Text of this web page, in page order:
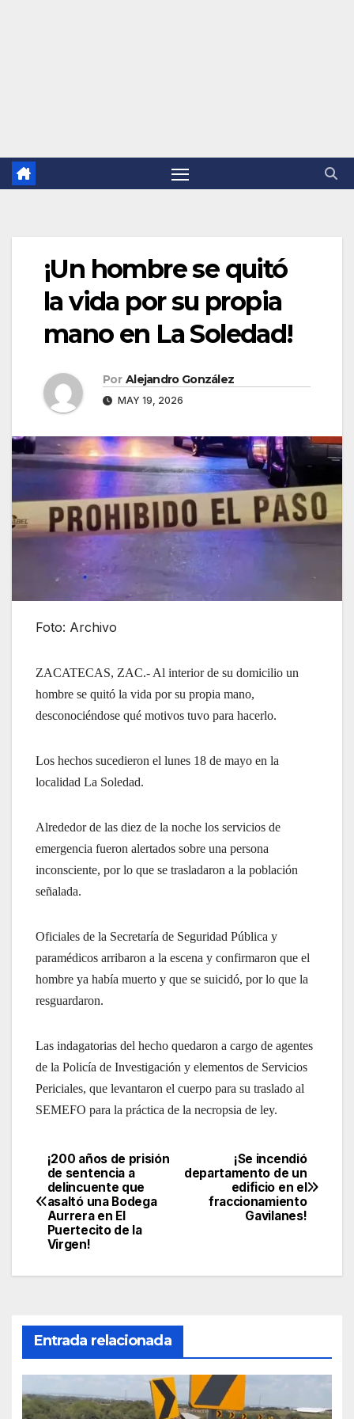
¡Un hombre se quitó
la vida por su propia
mano en La Soledad!
Por Alejandro González
MAY 19, 2026
Foto: Archivo
ZACATECAS, ZAC.- Al interior de su domicilio un
hombre se quitó la vida por su propia mano,
desconociéndose qué motivos tuvo para hacerlo.
Los hechos sucedieron el lunes 18 de mayo en la
localidad La Soledad.
Alrededor de las diez de la noche los servicios de
emergencia fueron alertados sobre una persona
inconsciente, por lo que se trasladaron a la población
señalada.
Oficiales de la Secretaría de Seguridad Pública y
paramédicos arribaron a la escena y confirmaron que el
hombre ya había muerto y que se suicidó, por lo que la
resguardaron.
Las indagatorias del hecho quedaron a cargo de agentes
de la Policía de Investigación y elementos de Servicios
Periciales, que levantaron el cuerpo para su traslado al
SEMEFO para la práctica de la necropsia de ley.
Navegación
de
entradas
¡Se incendió
departamento de un
edificio en el
fraccionamiento
Gavilanes!
¡200 años de prisión
de sentencia a
delincuente que
asaltó una Bodega
Aurrera en El
Puertecito de la
Virgen!
Entrada relacionada